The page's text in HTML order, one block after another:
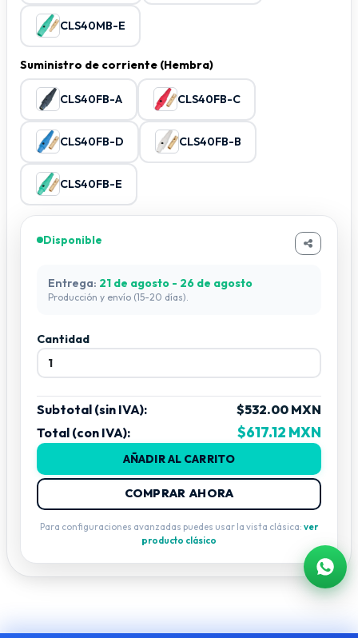
CLS40MB-E
Suministro de corriente (Hembra)
CLS40FB-A CLS40FB-C
CLS40FB-D CLS40FB-B
CLS40FB-E
Disponible
Entrega: 21 de agosto - 26 de agosto
Producción y envío (15-20 días).
Cantidad
Subtotal (sin IVA):
$532.00 MXN
Total (con IVA):
$617.12 MXN
AÑADIR AL CARRITO
COMPRAR AHORA
Para configuraciones avanzadas puedes usar la vista clásica: ver
producto clásico